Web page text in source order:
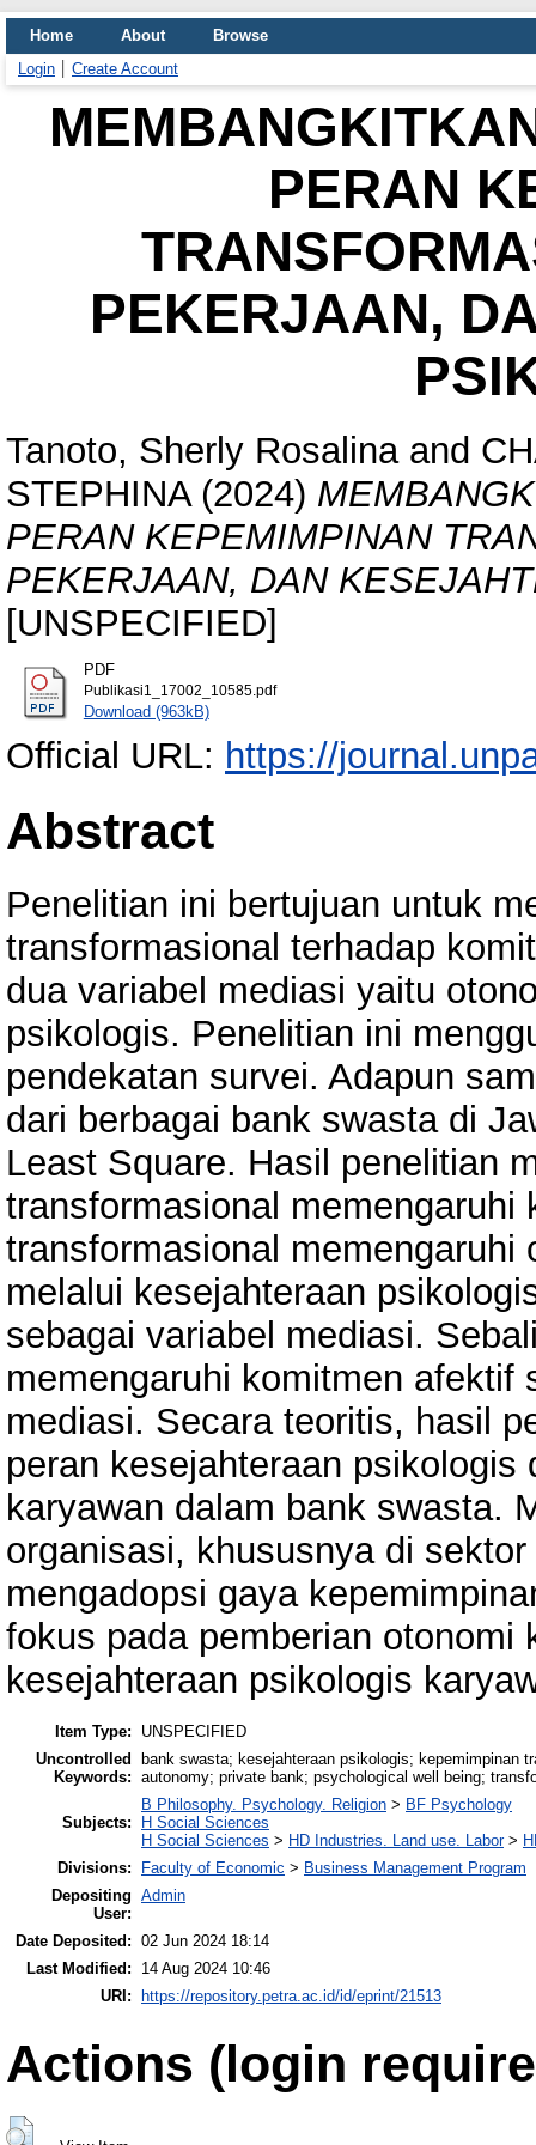
Home About
Browse
Login
Create Account
PERAN
PEKERJAAN,
Tanoto, Sherly Rosalinaand
STEPHINA(2024)
PERAN KEPEMIMPINAN
PEKERJAAN, DAN
[UNSPECIFIED]
PDF
Publikasi1_17002_10585.pdf
Download (963kB)
Official URL: https://
Abstract
Penelitian ini bertujuan untuk
transformasional terhadap
dua variabel mediasi yaitu
psikologis. Penelitian ini
pendekatan survei. Adapun
dari berbagai bank swasta di
Least Square. Hasil penelitian
transformasional
transformasional
melalui kesejahteraan
sebagai variabel mediasi.
memengaruhi komitmen afektif
mediasi. Secara teoritis, hasil
peran kesejahteraan
karyawan dalam bank swasta.
organisasi, khususnya di
mengadopsi gaya
fokus pada pemberian otonomi
kesejahteraan psikologis
Item Type:
UNSPECIFIED
Uncontrolled
Keywords:
bank swasta; kesejahteraan psikologis; kepemimpinan
autonomy; private bank; psychological well being;
Subjects:
B Philosophy. Psychology. Religion > BF Psychology
H Social Sciences
H Social Sciences > HD Industries. Land use. Labor>
Divisions:
Faculty of Economic > Business Management Program
Depositing
User:
Admin
Date Deposited: 02 Jun 2024 18:14
Last Modified:
14 Aug 2024 10:46
URI:
https://repository.petra.ac.id/id/eprint/21513
Actions (login